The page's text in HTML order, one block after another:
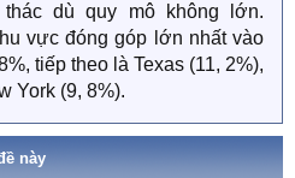
thác dù quy mô không lớn.
vực đóng góp lớn nhất vào
tiếp theo là Texas (11, 2%),
York (9, 8%).
này